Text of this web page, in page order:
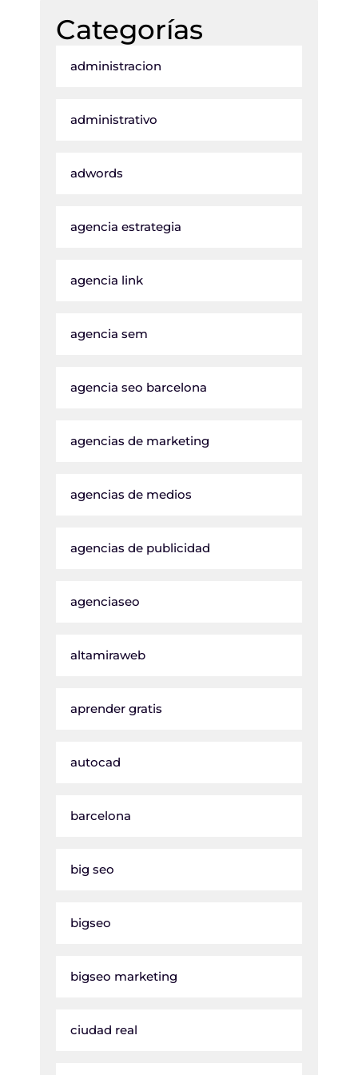
Categorías
administracion
administrativo
adwords
agencia estrategia
agencia link
agencia sem
agencia seo barcelona
agencias de marketing
agencias de medios
agencias de publicidad
agenciaseo
altamiraweb
aprender gratis
autocad
barcelona
big seo
bigseo
bigseo marketing
ciudad real